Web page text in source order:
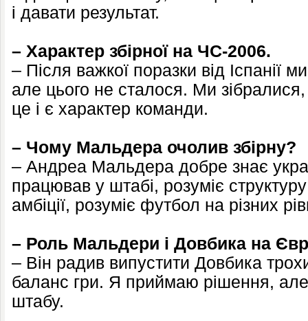
і давати результат.
– Характер збірної на ЧС-2006.
– Після важкої поразки від Іспанії
але цього не сталося. Ми
це і є характер команди.
– Чому Мальдера очолив збірну?
– Андреа Мальдера добре знає
працював у штабі, розуміє
амбіції, розуміє футбол на різних
– Роль Мальдери і Довбика на
– Він радив випустити Довбика
баланс гри. Я приймаю рішення,
штабу.